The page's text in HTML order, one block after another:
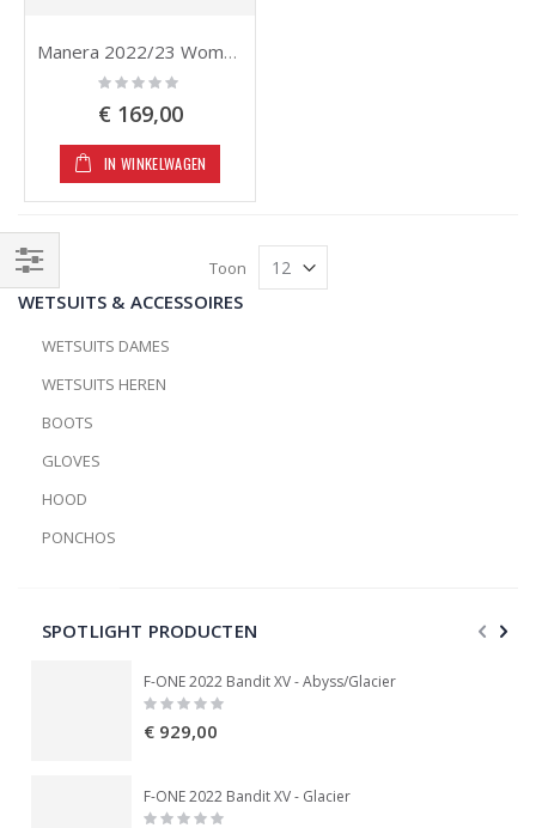
Manera 2022/23 Women Seafarer 5/3
Rating:
0%
€ 169,00
IN WINKELWAGEN
Toon
WETSUITS & ACCESSOIRES
WETSUITS DAMES
WETSUITS HEREN
BOOTS
GLOVES
HOOD
PONCHOS
Filteren
SPOTLIGHT PRODUCTEN
F-ONE 2022 Bandit XV - Abyss/Glacier
Rating:
€ 929,00
F-ONE 2022 Bandit XV - Glacier
Rating: